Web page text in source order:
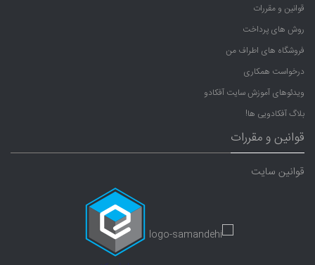
قوانین و مقررات
روش های پرداخت
فروشگاه های اطراف من
درخواست همکاری
ویدئوهای آموزش سایت آفکادو
بلاگ آفکادویی ها!
قوانین و مقررات
قوانین سایت